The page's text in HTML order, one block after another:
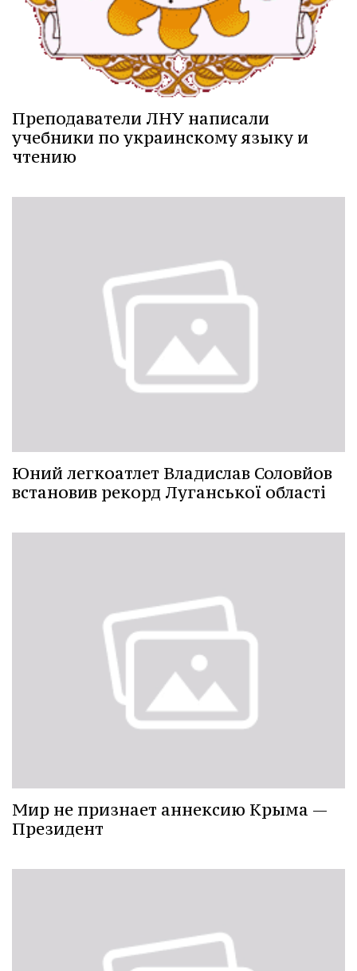
Преподаватели ЛНУ написали
учебники по украинскому языку и
чтению
Юний легкоатлет Владислав Соловйов
встановив рекорд Луганської області
Мир не признает аннексию Крыма —
Президент